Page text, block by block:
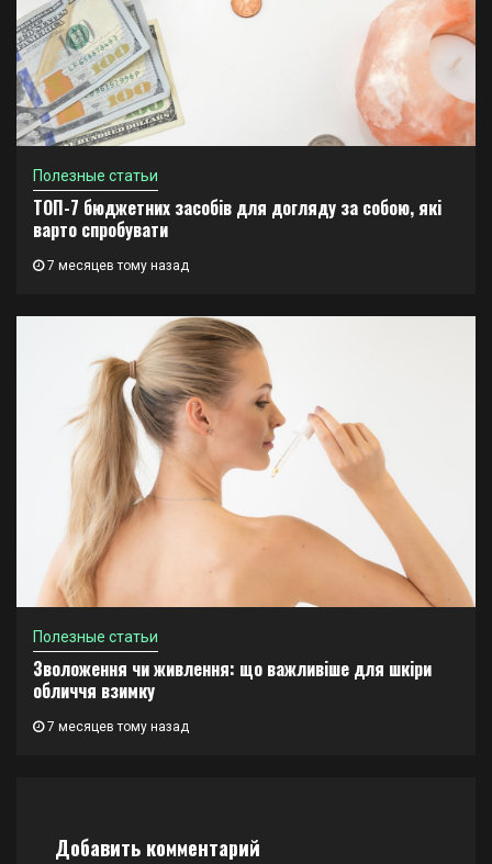
Полезные статьи
ТОП-7 бюджетних засобів для догляду за собою, які
варто спробувати
7 месяцев тому назад
Полезные статьи
Зволоження чи живлення: що важливіше для шкіри
обличчя взимку
7 месяцев тому назад
Добавить комментарий